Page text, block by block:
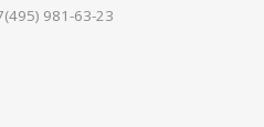
981-63-23